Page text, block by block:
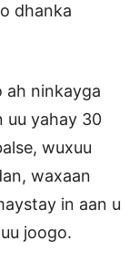
dhanka
ah ninkayga
uu yahay 30
wuxuu
waxaan
in aan u
joogo.